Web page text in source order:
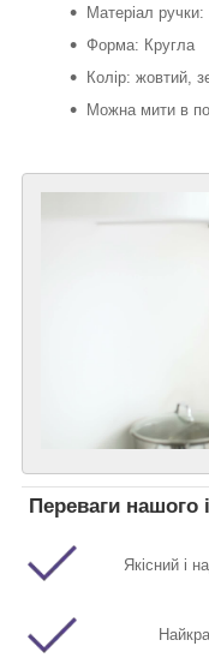
Матеріал ручки:
Форма: Кругла
Колір: жовтий,
Можна мити в
Переваги нашого
Якісний і